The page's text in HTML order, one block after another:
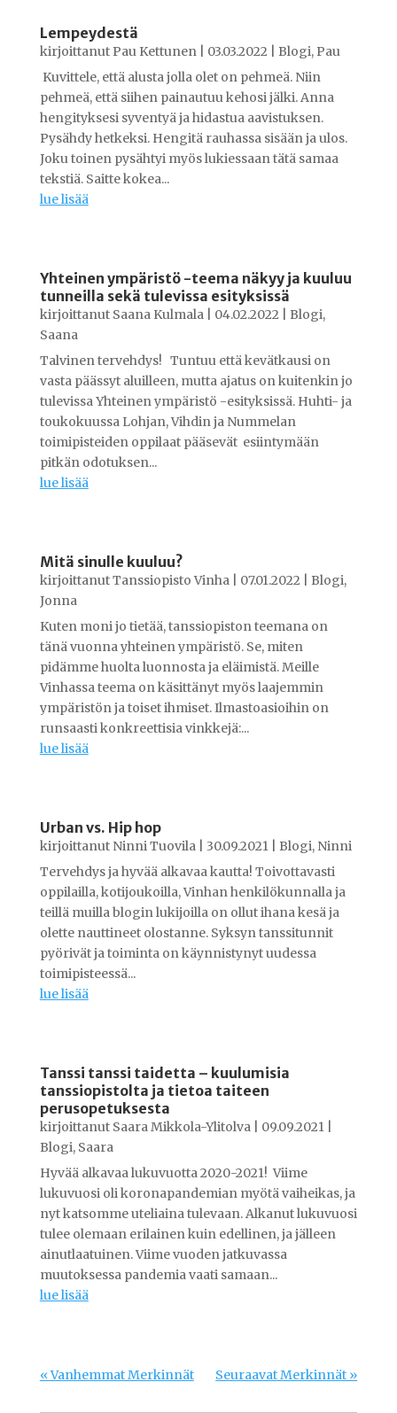
Lempeydestä
kirjoittanut Pau Kettunen| 03.03.2022 Blogi, Pau
Kuvittele, että alusta jolla olet on pehmeä. Niin
pehmeä, että siihen painautuu kehosi jälki. Anna
hengityksesi syventyä ja hidastua aavistuksen.
Pysähdy hetkeksi. Hengitä rauhassa sisään ja ulos.
Joku toinen pysähtyi myös lukiessaan tätä samaa
tekstiä. Saitte kokea...
lue lisää
Yhteinen ympäristö -teema näkyy ja kuuluu
tunneilla sekä tulevissa esityksissä
kirjoittanut Saana Kulmala| 04.02.2022 Blogi,
Saana
Talvinen tervehdys! Tuntuu että kevätkausi on
vasta päässyt aluilleen, mutta ajatus on kuitenkin jo
tulevissa Yhteinen ympäristö -esityksissä. Huhti- ja
toukokuussa Lohjan, Vihdin ja Nummelan
toimipisteiden oppilaat pääsevät esiintymään
pitkän odotuksen...
lue lisää
Mitä sinulle kuuluu?
kirjoittanutTanssiopisto Vinha| 07.01.2022 Blogi,
Jonna
Kuten moni jo tietää, tanssiopiston teemana on
tänä vuonna yhteinen ympäristö. Se, miten
pidämme huolta luonnosta ja eläimistä. Meille
Vinhassa teema on käsittänyt myös laajemmin
ympäristön ja toiset ihmiset. Ilmastoasioihin on
runsaasti konkreettisia vinkkejä:...
lue lisää
Urban vs. Hip hop
kirjoittanut Ninni Tuovila| 30.09.2021| Blogi, Ninni
Tervehdys ja hyvää alkavaa kautta! Toivottavasti
oppilailla, kotijoukoilla, Vinhan henkilökunnalla ja
teillä muilla blogin lukijoilla on ollut ihana kesä ja
olette nauttineet olostanne. Syksyn tanssitunnit
pyörivät ja toiminta on käynnistynyt uudessa
toimipisteessä...
lue lisää
Tanssi tanssi taidetta – kuulumisia
tanssiopistolta ja tietoa taiteen
perusopetuksesta
kirjoittanut Saara Mikkola-Ylitolva| 09.09.2021|
Blogi, Saara
Hyvää alkavaa lukuvuotta 2020-2021! Viime
lukuvuosi oli koronapandemian myötä vaiheikas, ja
nyt katsomme uteliaina tulevaan. Alkanut lukuvuosi
tulee olemaan erilainen kuin edellinen, ja jälleen
ainutlaatuinen. Viime vuoden jatkuvassa
muutoksessa pandemia vaati samaan...
lue lisää
« Vanhemmat Merkinnät Seuraavat Merkinnät »